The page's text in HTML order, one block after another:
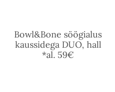
Bowl&Bone söögialus
kaussidega DUO, hall
*al. 59€